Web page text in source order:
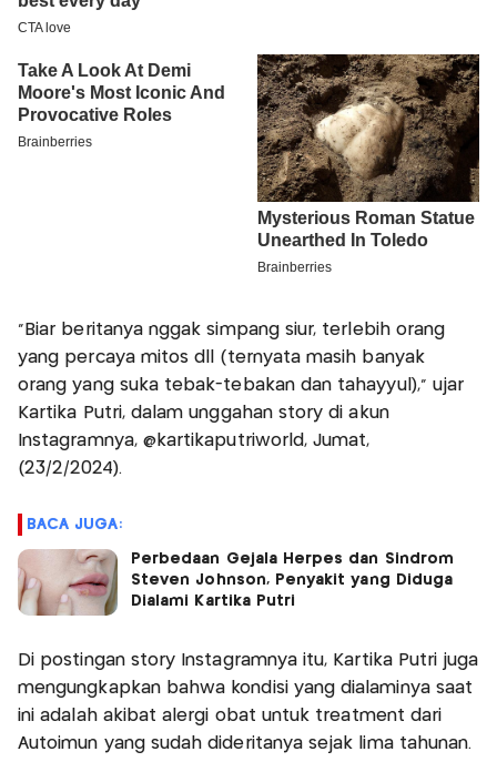
“Biar beritanya nggak simpang siur, terlebih orang
yang percaya mitos dll (ternyata masih banyak
orang yang suka tebak-tebakan dan tahayyul),” ujar
Kartika Putri, dalam unggahan story di akun
Instagramnya, @kartikaputriworld, Jumat,
(23/2/2024).
BACA JUGA:
Perbedaan Gejala Herpes dan Sindrom
Steven Johnson, Penyakit yang Diduga
Dialami Kartika Putri
Di postingan story Instagramnya itu, Kartika Putri juga
mengungkapkan bahwa kondisi yang dialaminya saat
ini adalah akibat alergi obat untuk treatment dari
Autoimun yang sudah dideritanya sejak lima tahunan.